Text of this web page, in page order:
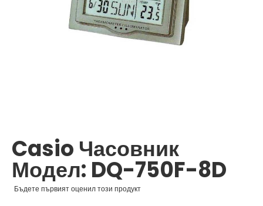
на
галерия
със
снимки
Casio Часовник
Модел: DQ-750F-8D
Бъдете първият оценил този продукт